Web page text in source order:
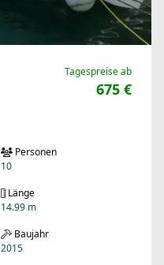
Tagespreise ab
675 €
Personen
10
Länge
14.99 m
Baujahr
2015